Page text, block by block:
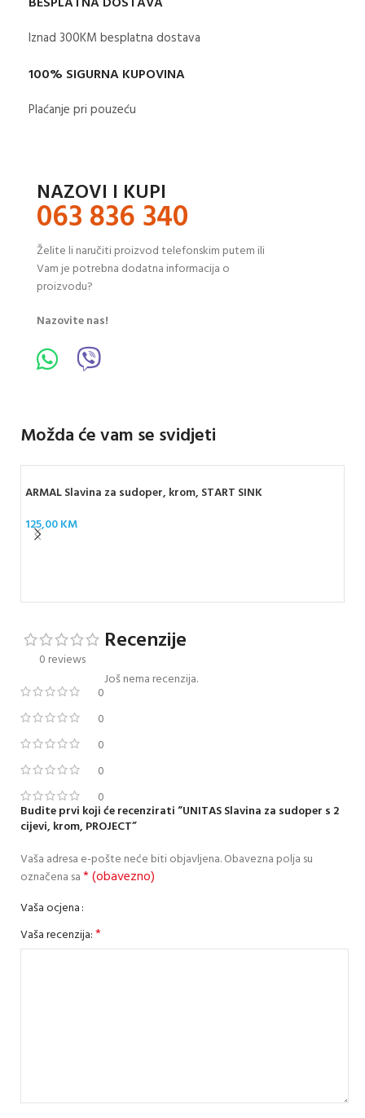
Iznad 300KM besplatna dostava​
100% SIGURNA KUPOVINA
Plaćanje pri pouzeću
NAZOVI I KUPI
063 836 340
Želite li naručiti proizvod telefonskim putem ili
Vam je potrebna dodatna informacija o
proizvodu?
Nazovite nas!
Možda će vam se svidjeti
ARMAL Slavina za sudoper, krom, START SINK
125,00KM
0 reviews
0
0
0
0
0
Recenzije
Još nema recenzija.
Budite prvi koji će recenzirati “UNITAS Slavina za sudoper s 2
cijevi, krom, PROJECT”
Vaša adresa e-pošte neće biti objavljena.Obavezna polja su
označena sa* (obavezno)
Vaša ocjena
Vaša recenzija:*